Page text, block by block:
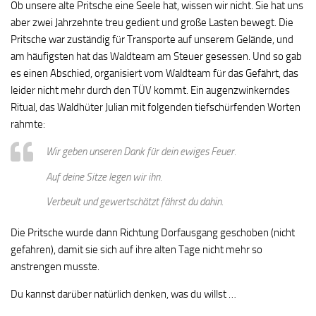
Ob unsere alte Pritsche eine Seele hat, wissen wir nicht. Sie hat uns
aber zwei Jahrzehnte treu gedient und große Lasten bewegt. Die
Pritsche war zuständig für Transporte auf unserem Gelände, und
am häufigsten hat das Waldteam am Steuer gesessen. Und so gab
es einen Abschied, organisiert vom Waldteam für das Gefährt, das
leider nicht mehr durch den TÜV kommt. Ein augenzwinkerndes
Ritual, das Waldhüter Julian mit folgenden tiefschürfenden Worten
rahmte:
Wir geben unseren Dank für dein ewiges Feuer.
Auf deine Sitze legen wir ihn.
Verbeult und gewertschätzt fährst du dahin.
Die Pritsche wurde dann Richtung Dorfausgang geschoben (nicht
gefahren), damit sie sich auf ihre alten Tage nicht mehr so
anstrengen musste.
Du kannst darüber natürlich denken, was du willst …